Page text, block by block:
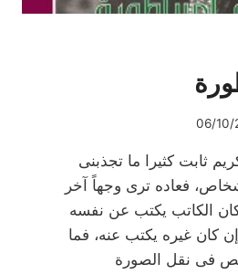
06/10/
ثابت كثيرا ما تجذبنى
فعاده ترى وجهاً آخر
الكاتب يكتب عن نفسه
كان غيره يكتب عنه، فما
فى نقل الصورة